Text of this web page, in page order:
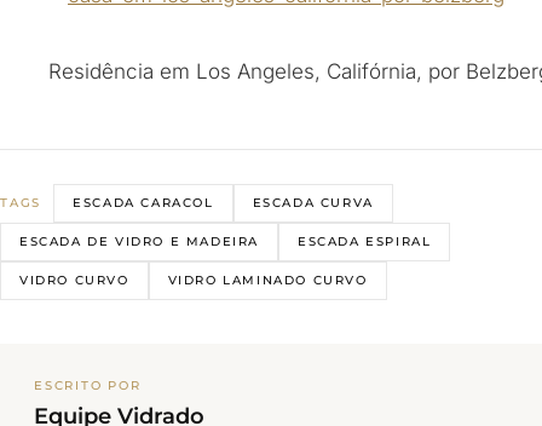
Residência em Los Angeles, Califórnia, por
TAGS ESCADA CARACOL ESCADA CURVA
ESCADA DE VIDRO E MADEIRA ESCADA ESPIRAL
VIDRO CURVO VIDRO LAMINADO CURVO
ESCRITO POR
Equipe Vidrado